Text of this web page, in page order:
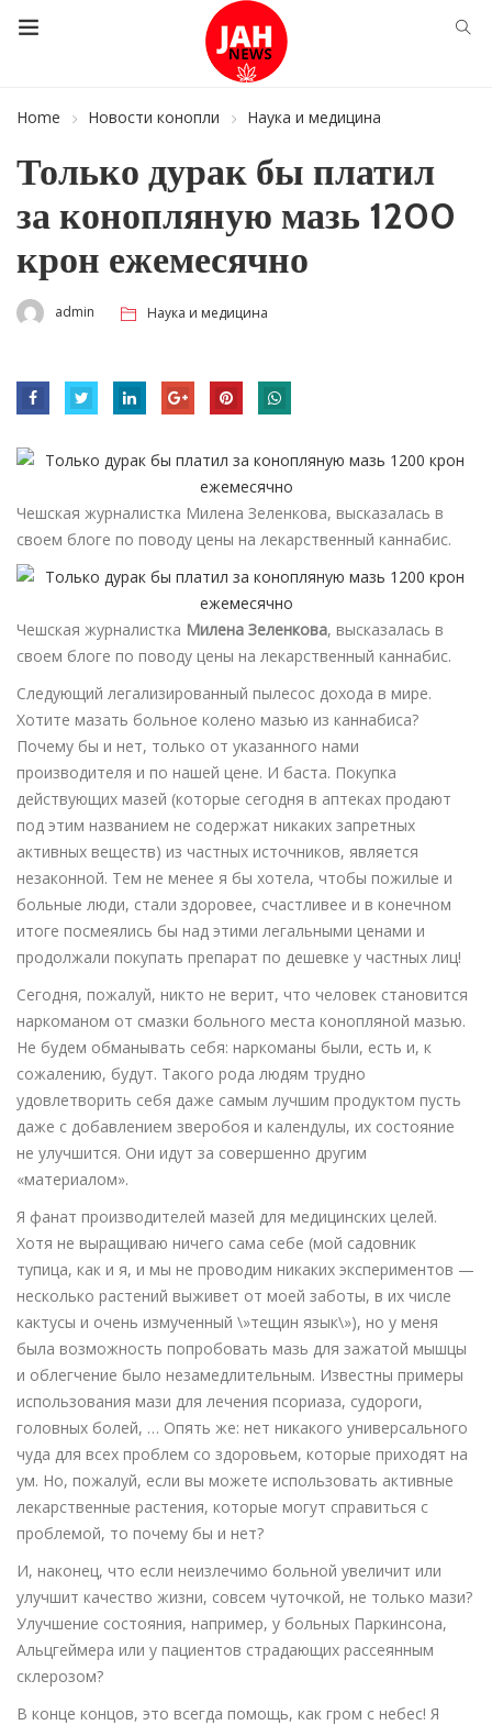
Home Новости конопли Наука и медицина
Только дурак бы платил
за конопляную мазь 1200
крон ежемесячно
admin Наука и медицина
Чешская журналистка Милена Зеленкова, высказалась в
своем блоге по поводу цены на лекарственный каннабис.
Чешская журналистка Милена Зеленкова, высказалась в
своем блоге по поводу цены на лекарственный каннабис.
Следующий легализированный пылесос дохода в мире.
Хотите мазать больное колено мазью из каннабиса?
Почему бы и нет, только от указанного нами
производителя и по нашей цене. И баста. Покупка
действующих мазей (которые сегодня в аптеках продают
под этим названием не содержат никаких запретных
активных веществ) из частных источников, является
незаконной. Тем не менее я бы хотела, чтобы пожилые и
больные люди, стали здоровее, счастливее и в конечном
итоге посмеялись бы над этими легальными ценами и
продолжали покупать препарат по дешевке у частных лиц!
Сегодня, пожалуй, никто не верит, что человек становится
наркоманом от смазки больного места конопляной мазью.
Не будем обманывать себя: наркоманы были, есть и, к
сожалению, будут. Такого рода людям трудно
удовлетворить себя даже самым лучшим продуктом пусть
даже с добавлением зверобоя и календулы, их состояние
не улучшится. Они идут за совершенно другим
«материалом».
Я фанат производителей мазей для медицинских целей.
Хотя не выращиваю ничего сама себе (мой садовник
тупица, как и я, и мы не проводим никаких экспериментов —
несколько растений выживет от моей заботы, в их числе
кактусы и очень измученный \»тещин язык\»), но у меня
была возможность попробовать мазь для зажатой мышцы
и облегчение было незамедлительным. Известны примеры
использования мази для лечения псориаза, судороги,
головных болей, … Опять же: нет никакого универсального
чуда для всех проблем со здоровьем, которые приходят на
ум. Но, пожалуй, если вы можете использовать активные
лекарственные растения, которые могут справиться с
проблемой, то почему бы и нет?
И, наконец, что если неизлечимо больной увеличит или
улучшит качество жизни, совсем чуточкой, не только мази?
Улучшение состояния, например, у больных Паркинсона,
Альцгеймера или у пациентов страдающих рассеянным
склерозом?
В конце концов, это всегда помощь, как гром с небес! Я